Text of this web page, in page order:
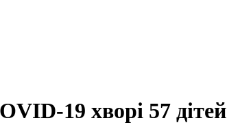
19 хворі 57 дітей